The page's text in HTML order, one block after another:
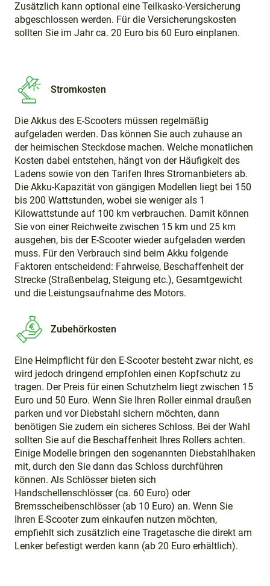
Zusätzlich kann optional eine Teilkasko-Versicherung
abgeschlossen werden. Für die Versicherungskosten
sollten Sie im Jahr ca. 20 Euro bis 60 Euro einplanen.
Stromkosten
Die Akkus des E-Scooters müssen regelmäßig
aufgeladen werden. Das können Sie auch zuhause an
der heimischen Steckdose machen. Welche monatlichen
Kosten dabei entstehen, hängt von der Häufigkeit des
Ladens sowie von den Tarifen Ihres Stromanbieters ab.
Die Akku-Kapazität von gängigen Modellen liegt bei 150
bis 200 Wattstunden, wobei sie weniger als 1
Kilowattstunde auf 100 km verbrauchen. Damit können
Sie von einer Reichweite zwischen 15 km und 25 km
ausgehen, bis der E-Scooter wieder aufgeladen werden
muss. Für den Verbrauch sind beim Akku folgende
Faktoren entscheidend: Fahrweise, Beschaffenheit der
Strecke (Straßenbelag, Steigung etc.), Gesamtgewicht
und die Leistungsaufnahme des Motors.
Zubehörkosten
Eine Helmpflicht für den E-Scooter besteht zwar nicht, es
wird jedoch dringend empfohlen einen Kopfschutz zu
tragen. Der Preis für einen Schutzhelm liegt zwischen 15
Euro und 50 Euro. Wenn Sie Ihren Roller einmal draußen
parken und vor Diebstahl sichern möchten, dann
benötigen Sie zudem ein sicheres Schloss. Bei der Wahl
sollten Sie auf die Beschaffenheit Ihres Rollers achten.
Einige Modelle bringen den sogenannten Diebstahlhaken
mit, durch den Sie dann das Schloss durchführen
können. Als Schlösser bieten sich
Handschellenschlösser (ca. 60 Euro) oder
Bremsscheibenschlösser (ab 10 Euro) an. Wenn Sie
Ihren E-Scooter zum einkaufen nutzen möchten,
empfiehlt sich zusätzlich eine Tragetasche die direkt am
Lenker befestigt werden kann (ab 20 Euro erhältlich).